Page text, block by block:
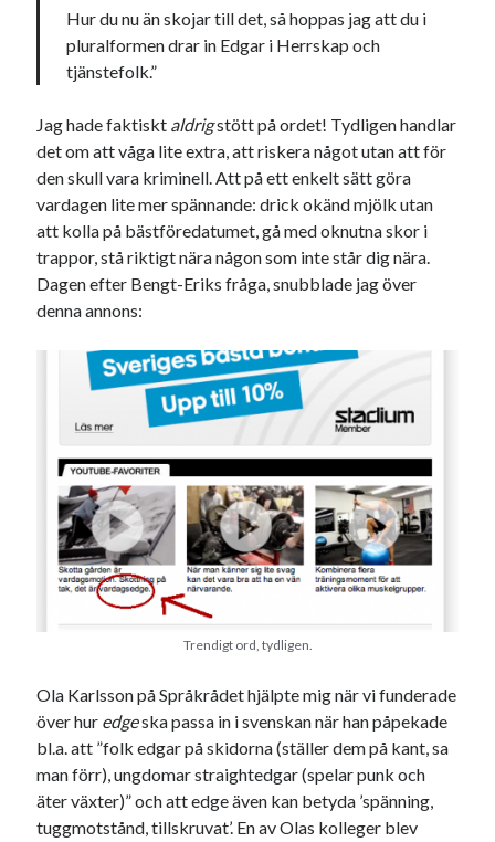
Dessa har något gemensamt
Fantastiskt välformulerad moderecensent
Dessa har något helt annat gemensamt
En amerikansk språkpolis
Fula biblioteksböcker
Bokstävlar & AI – mitt levebröd. Gå en kurs!
Den stora bloggläsarvärvsveckan
Godisbrödet från himlen
Köttfärslimpan på allas läppar
Länkskolan
Lotten som Sommarpratare (i fantasin alltså: grupp på FB)
Vad ska du laga för mat idag? (Recept!)
Flöde för kommentarer
WordPress.org
Hur du nu än skojar till det, så hoppas jag att du i
pluralformen drar in Edgar i Herrskap och
tjänstefolk.”
Jag hade faktiskt aldrigstött på ordet! Tydligen handlar
det om att våga lite extra, att riskera något utan att för
den skull vara kriminell. Att på ett enkelt sätt göra
vardagen lite mer spännande: drick okänd mjölk utan
att kolla på bästföredatumet, gå med oknutna skor i
trappor, stå riktigt nära någon som inte står dig nära.
Dagen efter Bengt-Eriks fråga, snubblade jag över
denna annons:
Trendigt ord, tydligen.
Ola Karlsson på Språkrådet hjälpte mig när vi funderade
över hur edgeska passa in i svenskan när han påpekade
bl.a. att ”folk edgar på skidorna (ställer dem på kant, sa
man förr), ungdomar straightedgar (spelar punk och
äter växter)” och att edge även kan betyda ’spänning,
tuggmotstånd, tillskruvat’. En av Olas kolleger blev